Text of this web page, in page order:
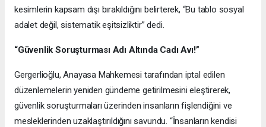
kesimlerin kapsam dışı bırakıldığını belirterek, “Bu tablo sosyal
adalet değil, sistematik eşitsizliktir” dedi.
“Güvenlik Soruşturması Adı Altında Cadı Avı!”
Gergerlioğlu, Anayasa Mahkemesi tarafından iptal edilen
düzenlemelerin yeniden gündeme getirilmesini eleştirerek,
güvenlik soruşturmaları üzerinden insanların fişlendiğini ve
mesleklerinden uzaklaştırıldığını savundu. “İnsanların kendisi